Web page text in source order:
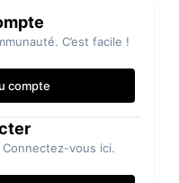
C’est facile !
compte
vous ici.